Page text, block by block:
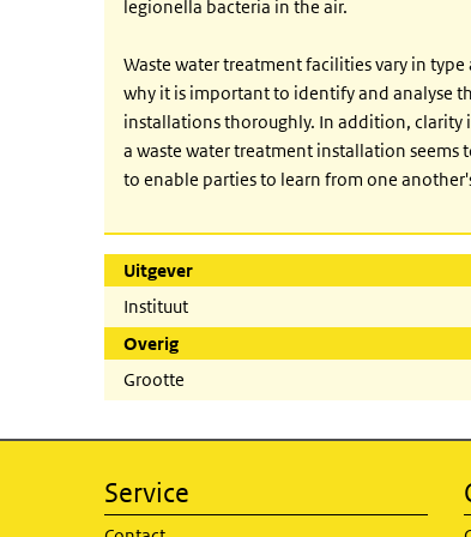
legionella bacteria in the air.
Waste water treatment facilities vary in
why it is important to identify and analyse
installations thoroughly. In addition, clarity
a waste water treatment installation seems
to enable parties to learn from one
Uitgever
Instituut
Overig
Grootte
Service